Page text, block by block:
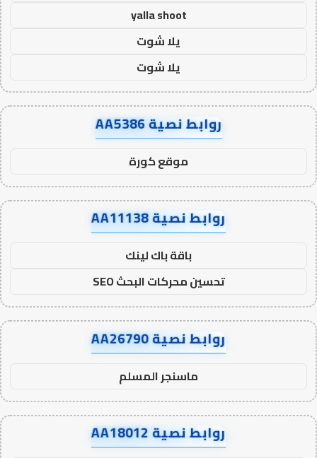
yalla shoot
يلا شوت
يلا شوت
روابط نصية AA5386
موقع كورة
روابط نصية AA11138
باقة باك لينك
تحسين محركات البحث SEO
روابط نصية AA26790
ماسنجر المسلم
روابط نصية AA18012